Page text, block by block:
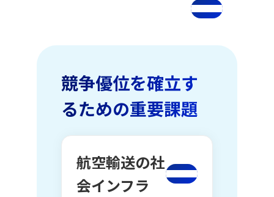
競争優位を確立す
るための重要課題
航空輸送の社
会インフラ